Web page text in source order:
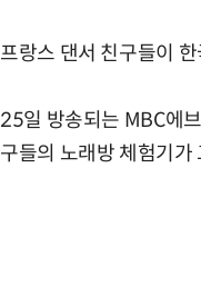
프랑스 댄서 친구들이
25일 방송되는 MBC에
구들의 노래방 체험기가